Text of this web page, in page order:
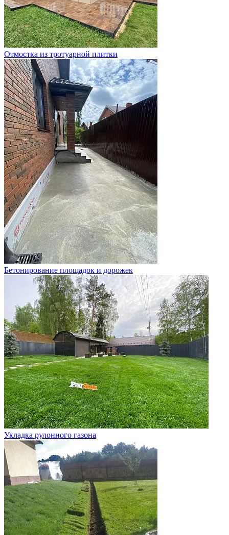
Отмостка из тротуарной плитки
Бетонирование площадок и дорожек
Укладка рулонного газона